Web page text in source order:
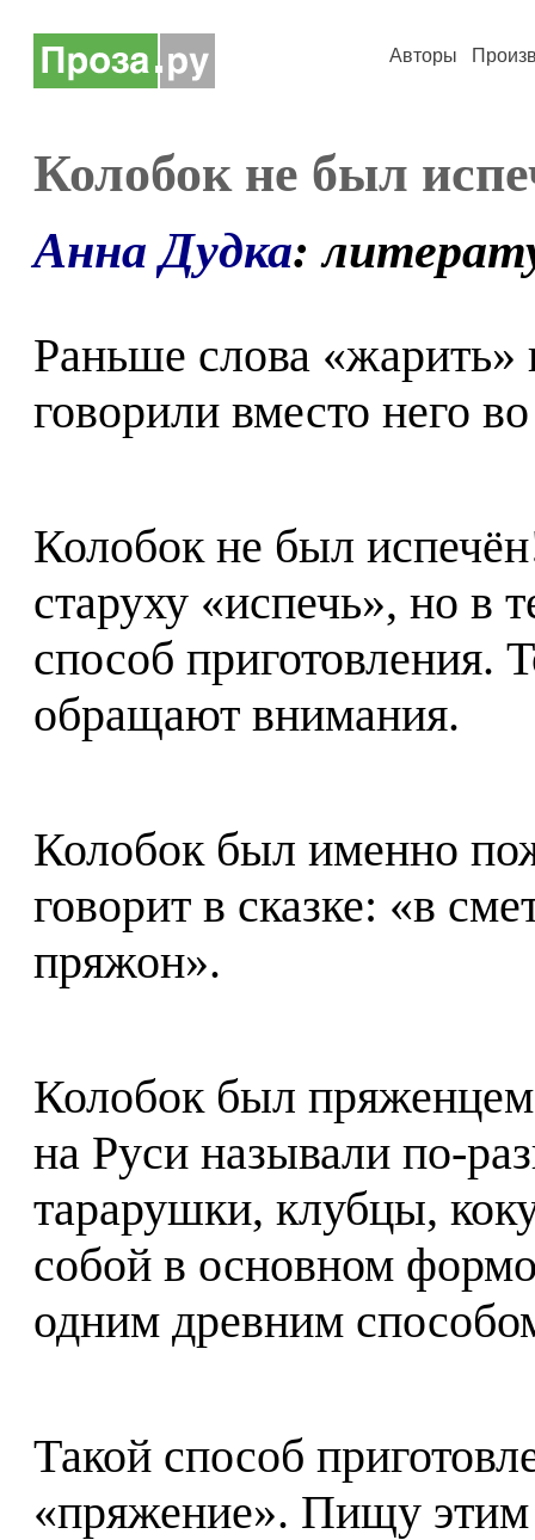
Авторы
Колобок не был
Анна Дудка:
Раньше слова
говорили вместо него
Колобок не был
старуху «испечь», но в
способ приготовления.
обращают внимания.
Колобок был именно
говорит в сказке: «в
пряжон».
Колобок был
на Руси называли по-
тарарушки, клубцы,
собой в основном
одним древним
Такой способ
«пряжение». Пищу этим